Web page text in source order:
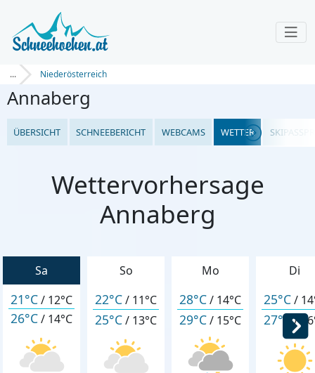
... Niederösterreich
Annaberg
ÜBERSICHT SCHNEEBERICHT WEBCAMS WETTER
Wettervorhersage
Annaberg
Sa
21°C/ 12°C
26°C/ 14°C
So
22°C/ 11°C
25°C/ 13°C
Mo
28°C/ 14°C
29°C/ 15°C
Di
25°C/
27°C /